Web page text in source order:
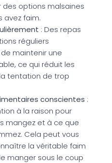
options malsaines
avez faim.
: Des repas
réguliers
maintenir une
ce qui réduit les
tentation de trop
conscientes :
à la raison pour
mangez et à ce que
Cela peut vous
la véritable faim
manger sous le coup